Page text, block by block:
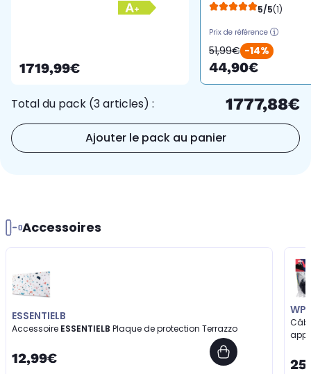
1719,99€
5/5(1)
Prix de référence
51,99€ -14%
44,90€
Total du pack (3 articles) : 1777,88€
Ajouter le pack au panier
Accessoires
ESSENTIELB
Accessoire ESSENTIELB Plaque de protection Terrazzo
12,99€